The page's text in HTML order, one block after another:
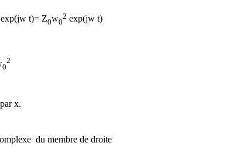
w t)= Z0w0
2 exp(jw t)
0
2
par x.
du membre de droite